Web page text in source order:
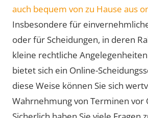
auch bequem von zu Hause aus
Insbesondere für
oder für Scheidungen, in deren
kleine rechtliche
bietet sich ein Online-
diese Weise können Sie sich
Wahrnehmung von Terminen vor